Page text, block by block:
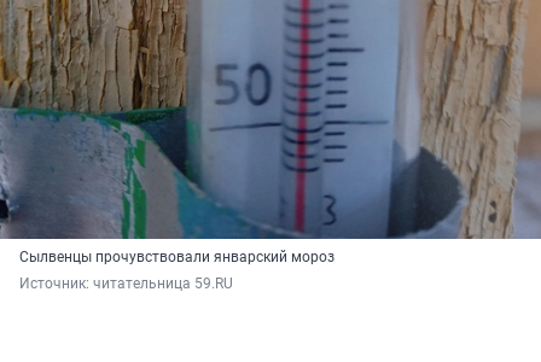
Сылвенцы прочувствовали январский мороз
Источник: читательница 59.RU